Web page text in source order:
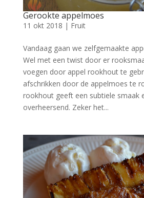
Gerookte appelmoes
11 okt 2018 | Fruit
Vandaag gaan we zelfgemaakte
Wel met een twist door er
voegen door appel rookhout te
afschrikken door de appelmoes te
rookhout geeft een subtiele smaak
overheersend. Zeker het...